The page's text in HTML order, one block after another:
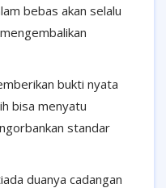
bebas akan selalu
bukti nyata
bisa menyatu
standar
duanya cadangan